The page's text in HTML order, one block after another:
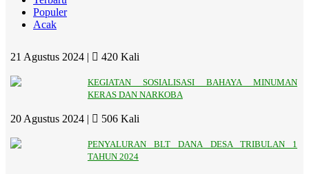
Populer
Acak
21 Agustus 2024 | 420 Kali
KEGIATAN SOSIALISASI BAHAYA MINUMAN
KERAS DAN NARKOBA
20 Agustus 2024 | 506 Kali
PENYALURAN BLT DANA DESA TRIBULAN 1
TAHUN 2024